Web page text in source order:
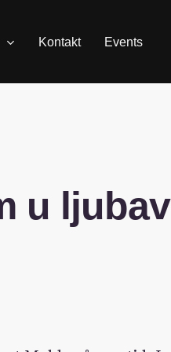
Kontakt Events
u ljubav